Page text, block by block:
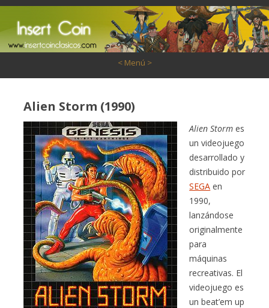
< Menú >
Alien Storm (1990)
Alien Storm es
un videojuego
desarrollado y
distribuido por
SEGA en
1990,
lanzándose
originalmente
para
máquinas
recreativas. El
videojuego es
un beat’em up